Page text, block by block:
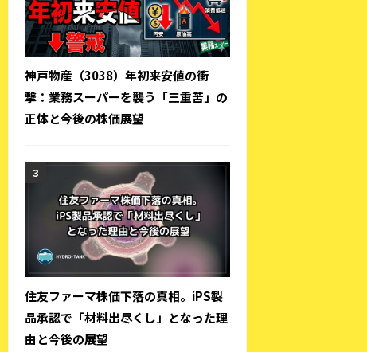
神戸物産（3038）年初来安値の衝
撃：業務スーパーを襲う「三重苦」の
正体と今後の株価展望
住友ファーマ株価下落の真相。iPS製
品承認で「材料出尽くし」となった理
由と今後の展望